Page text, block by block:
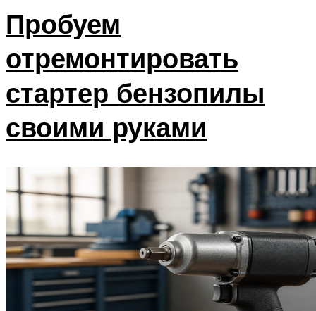
Пробуем
отремонтировать
стартер бензопилы
своими руками